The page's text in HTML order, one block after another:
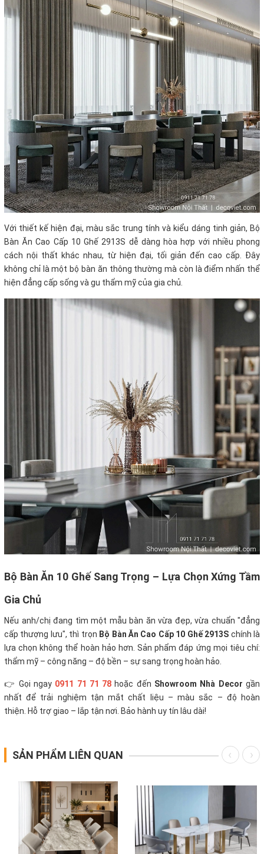
Với thiết kế hiện đại, màu sắc trung tính và kiểu dáng tinh giản, Bộ
Bàn Ăn Cao Cấp 10 Ghế 2913S dễ dàng hòa hợp với nhiều phong
cách nội thất khác nhau, từ hiện đại, tối giản đến cao cấp. Đây
không chỉ là một bộ bàn ăn thông thường mà còn là điểm nhấn thể
hiện đẳng cấp sống và gu thẩm mỹ của gia chủ.
Bộ Bàn Ăn 10 Ghế Sang Trọng – Lựa Chọn Xứng Tầm
Gia Chủ
Nếu anh/chị đang tìm một mẫu bàn ăn vừa đẹp, vừa chuẩn "đẳng
cấp thượng lưu", thì trọn Bộ Bàn Ăn Cao Cấp 10 Ghế 2913S chính là
lựa chọn không thể hoàn hảo hơn. Sản phẩm đáp ứng mọi tiêu chí:
thẩm mỹ – công năng – độ bền – sự sang trọng hoàn hảo.
👉 Gọi ngay 0911 71 71 78 hoặc đến Showroom Nhà Decor gần
nhất để trải nghiệm tận mắt chất liệu – màu sắc – độ hoàn
thiện. Hỗ trợ giao – lắp tận nơi. Bảo hành uy tín lâu dài!
SẢN PHẨM LIÊN QUAN